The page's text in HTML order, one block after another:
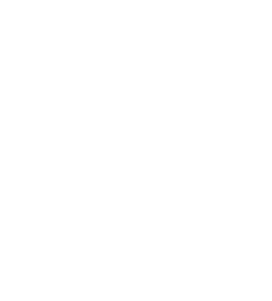
來顯示進度報告區段。